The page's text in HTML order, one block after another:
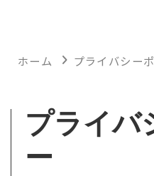
ホーム プライバシー
プライバ
ー